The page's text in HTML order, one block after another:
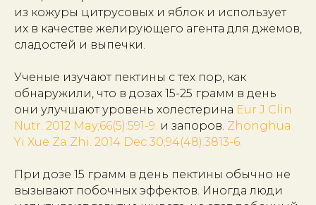
из кожуры цитрусовых и яблок и использует
их в качестве желирующего агента для джемов,
сладостей и выпечки.
Ученые изучают пектины с тех пор, как
обнаружили, что в дозах 15-25 грамм в день
они улучшают уровень холестерина Eur J Clin
Nutr. 2012 May;66(5):591-9. и запоров. Zhonghua
Yi Xue Za Zhi. 2014 Dec 30;94(48):3813-6.
При дозе 15 грамм в день пектины обычно не
вызывают побочных эффектов. Иногда люди